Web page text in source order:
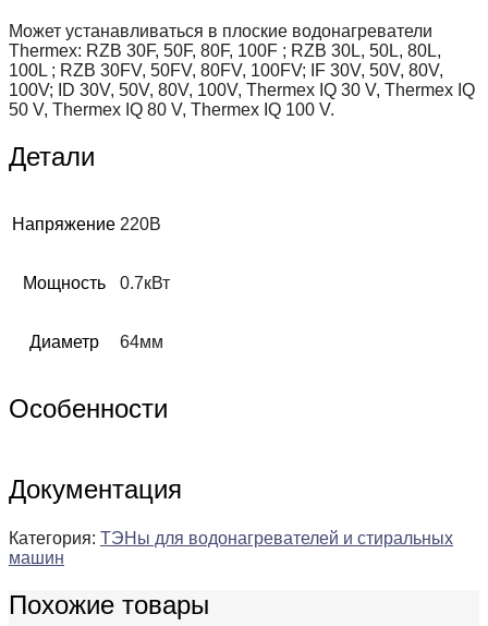
Может устанавливаться в плоские водонагреватели
Thermex: RZB 30F, 50F, 80F, 100F ; RZB 30L, 50L, 80L,
100L ; RZB 30FV, 50FV, 80FV, 100FV; IF 30V, 50V, 80V,
100V; ID 30V, 50V, 80V, 100V, Thermex IQ 30 V, Thermex IQ
50 V, Thermex IQ 80 V, Thermex IQ 100 V.
Детали
Напряжение 220В
Мощность 0.7кВт
Диаметр 64мм
Особенности
Документация
Категория: ТЭНы для водонагревателей и стиральных
машин
Похожие товары